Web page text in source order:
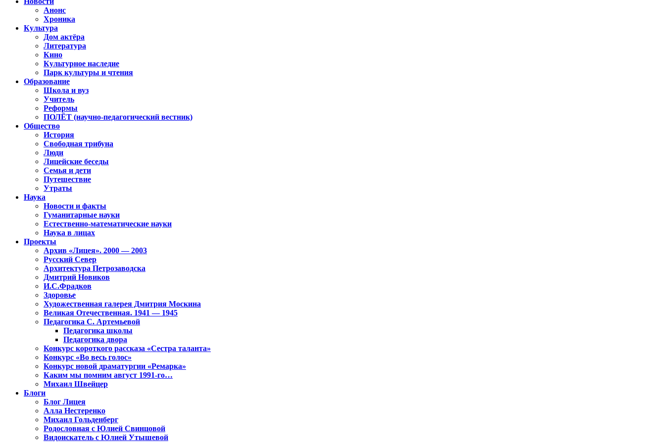
Анонс
Хроника
Культура
Дом актёра
Литература
Кино
Культурное наследие
Парк культуры и чтения
Образование
Школа и вуз
Учитель
Реформы
ПОЛЁТ (научно-педагогический вестник)
Общество
История
Свободная трибуна
Люди
Лицейские беседы
Семья и дети
Путешествие
Утраты
Наука
Новости и факты
Гуманитарные науки
Естественно-математические науки
Наука в лицах
Проекты
Архив «Лицея». 2000 — 2003
Русский Север
Архитектура Петрозаводска
Дмитрий Новиков
И.С.Фрадков
Здоровье
Художественная галерея Дмитрия Москина
Великая Отечественная. 1941 — 1945
Педагогика С. Артемьевой
Педагогика школы
Педагогика двора
Конкурс короткого рассказа «Сестра таланта»
Конкурс «Во весь голос»
Конкурс новой драматургии «Ремарка»
Каким мы помним август 1991-го…
Михаил Швейцер
Блоги
Блог Лицея
Алла Нестеренко
Михаил Гольденберг
Родословная с Юлией Свинцовой
Видоискатель с Юлией Утышевой